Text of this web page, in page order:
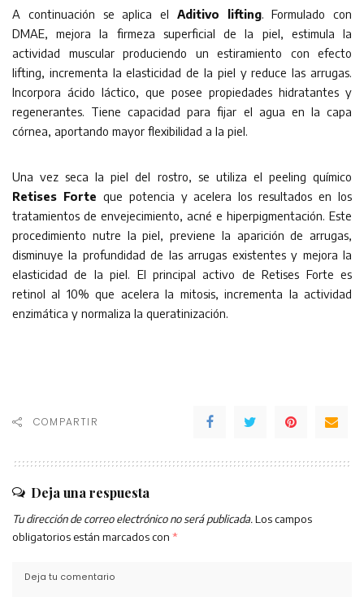
A continuación se aplica el Aditivo lifting. Formulado con
DMAE, mejora la firmeza superficial de la piel, estimula la
actividad muscular produciendo un estiramiento con efecto
lifting, incrementa la elasticidad de la piel y reduce las arrugas.
Incorpora ácido láctico, que posee propiedades hidratantes y
regenerantes. Tiene capacidad para fijar el agua en la capa
córnea, aportando mayor flexibilidad a la piel.
Una vez seca la piel del rostro, se utiliza el peeling químico
Retises Forte que potencia y acelera los resultados en los
tratamientos de envejecimiento, acné e hiperpigmentación. Este
procedimiento nutre la piel, previene la aparición de arrugas,
disminuye la profundidad de las arrugas existentes y mejora la
elasticidad de la piel. El principal activo de Retises Forte es
retinol al 10% que acelera la mitosis, incrementa la actividad
enzimática y normaliza la queratinización.
COMPARTIR
Deja una respuesta
Tu dirección de correo electrónico no será publicada. Los campos
obligatorios están marcados con *